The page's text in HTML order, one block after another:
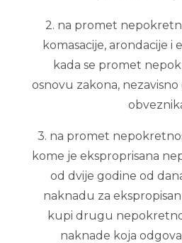
2. na promet
komasacije, arondacije i
kada se promet
osnovu zakona,
3. na promet
kome je eksproprisana
od dvije godine od
naknadu za
kupi drugu
naknade koja